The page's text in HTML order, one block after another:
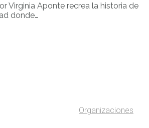
Virginia Aponte recrea la historia de
donde…
Organizaciones